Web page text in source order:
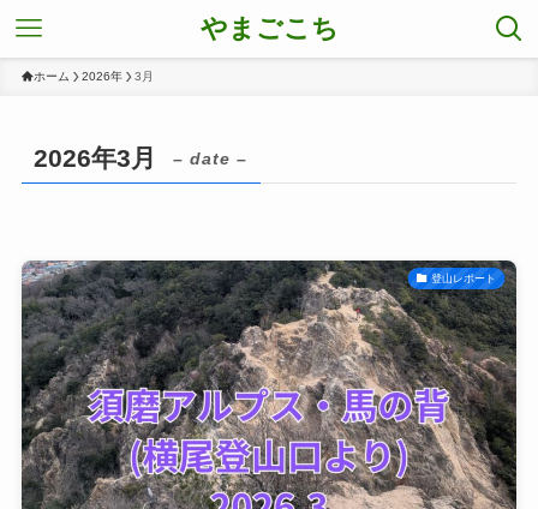
やまごこち
ホーム 2026年 3月
2026年3月 – date –
登山レポート